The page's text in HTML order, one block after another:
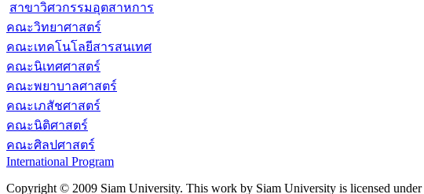
สาขาวิศวกรรมอุตสาหการ
คณะวิทยาศาสตร์
คณะเทคโนโลยีสารสนเทศ
คณะนิเทศศาสตร์
คณะพยาบาลศาสตร์
คณะเภสัชศาสตร์
คณะนิติศาสตร์
คณะศิลปศาสตร์
International Program
Copyright © 2009 Siam University. This work by Siam University is licensed under